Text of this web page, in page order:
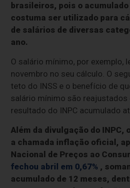
brasileiros, pois o
costuma ser utilizado para
de salários de diversas
ano.
O salário mínimo, por exemplo,
novembro no seu cálculo. O
teto do INSS e o benefício de
salário mínimo são reajustados
resultado do INPC acumulado
Além da divulgação do INPC,
a chamada inflação oficial,
Nacional de Preços ao
fechou abril em 0,67% ,
acumulado de 12 meses,